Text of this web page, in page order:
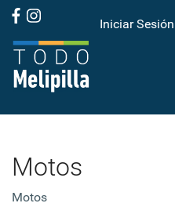
Iniciar Sesión
Motos
Motos